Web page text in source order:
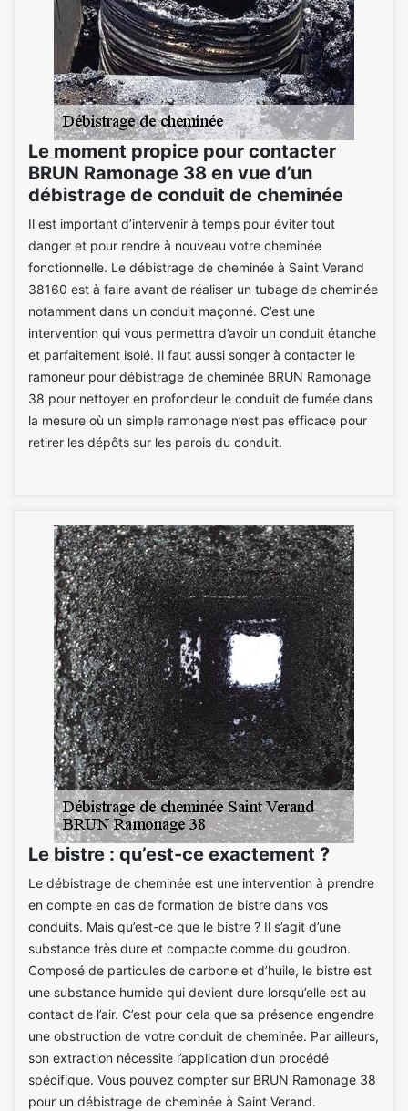
Le moment propice pour contacter
BRUN Ramonage 38 en vue d’un
débistrage de conduit de cheminée
Il est important d’intervenir à temps pour éviter tout
danger et pour rendre à nouveau votre cheminée
fonctionnelle. Le débistrage de cheminée à Saint Verand
38160 est à faire avant de réaliser un tubage de cheminée
notamment dans un conduit maçonné. C’est une
intervention qui vous permettra d’avoir un conduit étanche
et parfaitement isolé. Il faut aussi songer à contacter le
ramoneur pour débistrage de cheminée BRUN Ramonage
38 pour nettoyer en profondeur le conduit de fumée dans
la mesure où un simple ramonage n’est pas efficace pour
retirer les dépôts sur les parois du conduit.
Le bistre : qu’est-ce exactement ?
Le débistrage de cheminée est une intervention à prendre
en compte en cas de formation de bistre dans vos
conduits. Mais qu’est-ce que le bistre ? Il s’agit d’une
substance très dure et compacte comme du goudron.
Composé de particules de carbone et d’huile, le bistre est
une substance humide qui devient dure lorsqu’elle est au
contact de l’air. C’est pour cela que sa présence engendre
une obstruction de votre conduit de cheminée. Par ailleurs,
son extraction nécessite l’application d’un procédé
spécifique. Vous pouvez compter sur BRUN Ramonage 38
pour un débistrage de cheminée à Saint Verand.